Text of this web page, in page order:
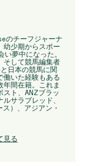
チーフジャーナ
幼少期からスポー
夢中になった。
そして競馬編集者
日本の競馬に関
働いた経験もある
間在籍。これま
ト、ANZブラッ
サラブレッド、
）、アジアン・
見る